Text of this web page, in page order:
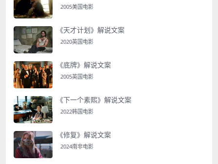
2005美国电影
《天才计划》解说文案
2020英国电影
《底牌》解说文案
2005英国电影
《下一个素熙》解说文案
2022韩国电影
《修复》解说文案
2024南非电影